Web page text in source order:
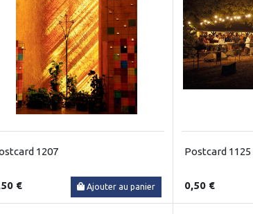
1207
€ Ajouter au panier
Postcard 1125
0,50 €